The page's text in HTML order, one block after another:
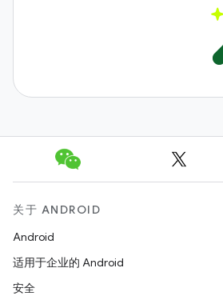
关于 ANDROID
Android
适用于企业的 Android
安全